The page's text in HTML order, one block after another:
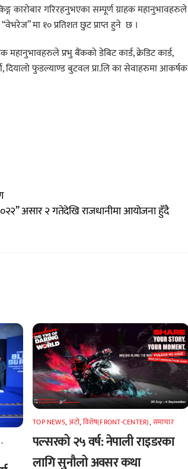
कारोबार गरिरहनुभएका सम्पूर्ण ग्राहक महानुभावहरुले
मा १० प्रतिशत छुट प्राप्त हुने छ ।
महानुभावहरुले प्रभु बैंकको डेबिट कार्ड, क्रेडिट कार्ड,
दियालो फुडल्याण्ड बुटवल प्रा.लि का सेवाहरुमा आकर्षक
असार २ गतेदेखि राजधानीमा आयोजना हुँदै
,
TOP NEWS,अटाे,विशेष(FRONT-CENTER),समाचार
पल्सरको २५ वर्ष: नेपाली राइडरका
लागि सुनौलो अवसर कथा